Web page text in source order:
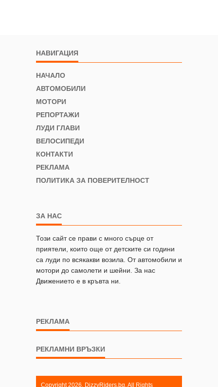
НАВИГАЦИЯ
НАЧАЛО
АВТОМОБИЛИ
МОТОРИ
РЕПОРТАЖИ
ЛУДИ ГЛАВИ
ВЕЛОСИПЕДИ
КОНТАКТИ
РЕКЛАМА
ПОЛИТИКА ЗА ПОВЕРИТЕЛНОСТ
ЗА НАС
Този сайт се прави с много сърце от
приятели, които още от детските си години
са луди по всякакви возила. От автомобили и
мотори до самолети и шейни. За нас
Движението е в кръвта ни.
РЕКЛАМА
РЕКЛАМНИ ВРЪЗКИ
Copyright 2026. DizzyRiders.bg. All Rights